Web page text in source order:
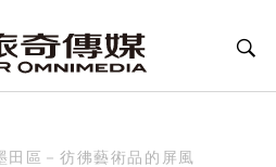
田區－彷彿藝術品的屏風